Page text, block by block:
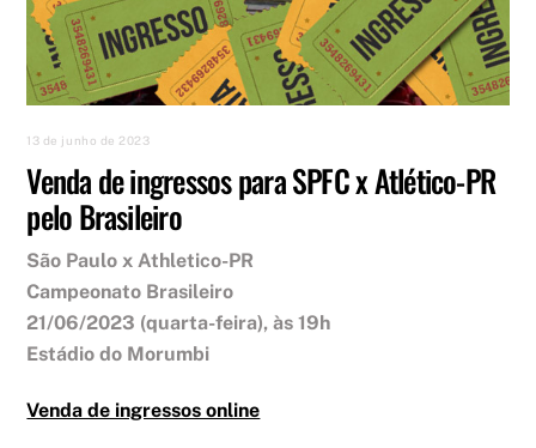
13 de junho de 2023
Venda de ingressos para SPFC x Atlético-PR
pelo Brasileiro
São Paulo x Athletico-PR
Campeonato Brasileiro
21/06/2023 (quarta-feira), às 19h
Estádio do Morumbi
Venda de ingressos online